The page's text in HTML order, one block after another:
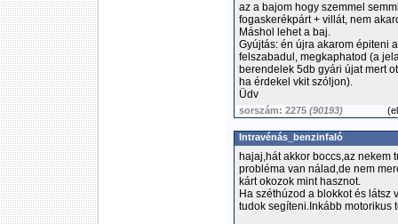
az a bajom hogy szemmel
fogaskerékpárt + villát, nem
Máshol lehet a baj.
Gyújtás: én újra akarom épiteni
felszabadul, megkaphatod (a
berendelek 5db gyári újat mert
ha érdekel vkit szóljon).
Üdv
sorszám: 2275 (90193) (
Intravénás_benzinfaló
hajaj,hát akkor boccs,az nekem
probléma van nálad,de nem
kárt okozok mint hasznot.
Ha széthúzod a blokkot és látsz
tudok segíteni.Inkább motorikus